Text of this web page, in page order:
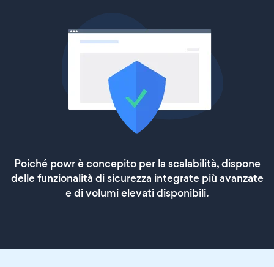
Poiché powr è concepito per la scalabilità, dispone
delle funzionalità di sicurezza integrate più avanzate
e di volumi elevati disponibili.